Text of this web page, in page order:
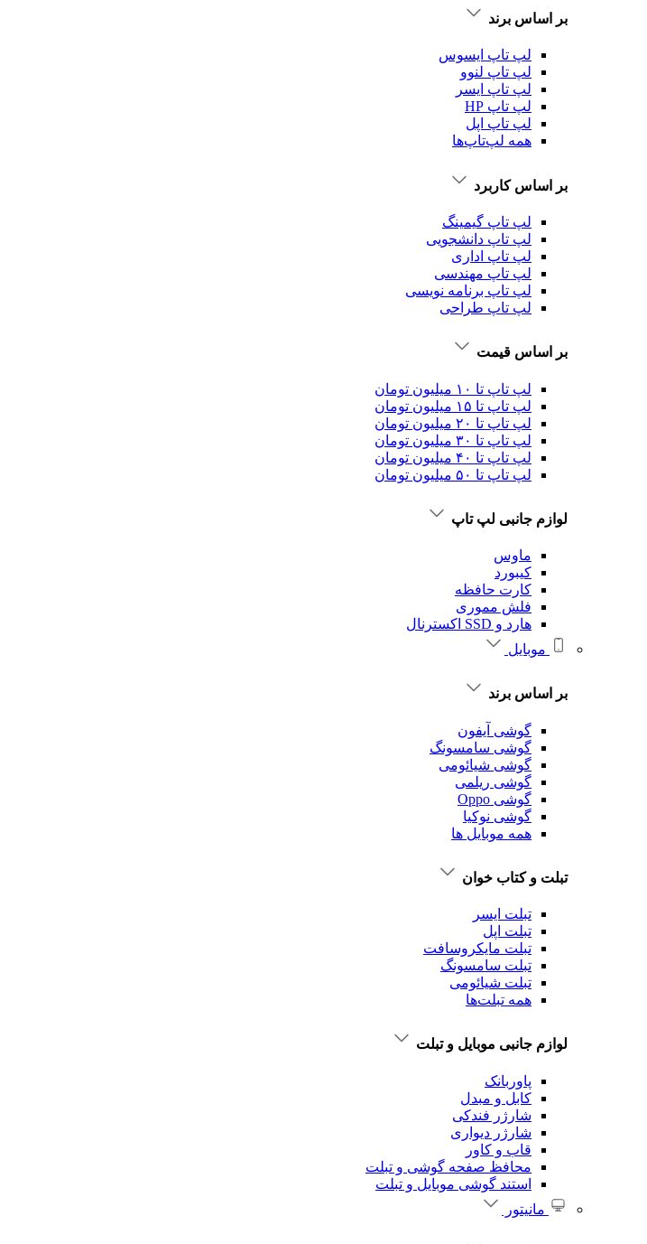
بر اساس برند
لپ تاپ ایسوس
لپ تاپ لنوو
لپ تاپ ایسر
لپ تاپ HP
لپ تاپ اپل
همه لپ‌تاپ‌ها
بر اساس کاربرد
لپ تاپ گیمینگ
لپ تاپ دانشجویی
لپ تاپ اداری
لپ تاپ مهندسی
لپ تاپ برنامه نویسی
لپ تاپ طراحی
بر اساس قیمت
لپ تاپ تا ۱۰ میلیون تومان
لپ تاپ تا ۱۵ میلیون تومان
لپ تاپ تا ۲۰ میلیون تومان
لپ تاپ تا ۳۰ میلیون تومان
لپ تاپ تا ۴۰ میلیون تومان
لپ تاپ تا ۵۰ میلیون تومان
لوازم جانبی لپ تاپ
ماوس
کیبورد
کارت حافظه
فلش مموری
هارد و SSD اکسترنال
موبایل
بر اساس برند
گوشی آیفون
گوشی سامسونگ
گوشی شیائومی
گوشی ریلمی
گوشی Oppo
گوشی نوکیا
همه موبایل ها
تبلت و کتاب خوان
تبلت ایسر
تبلت اپل
تبلت‌ مایکروسافت
تبلت‌ سامسونگ
تبلت شیائومی
همه تبلت‌ها
لوازم جانبی موبایل و تبلت
پاوربانک
کابل و مبدل
شارژر فندکی
شارژر دیواری
قاب و کاور
محافظ صفحه گوشی و تبلت
استند گوشی موبایل و تبلت
مانیتور